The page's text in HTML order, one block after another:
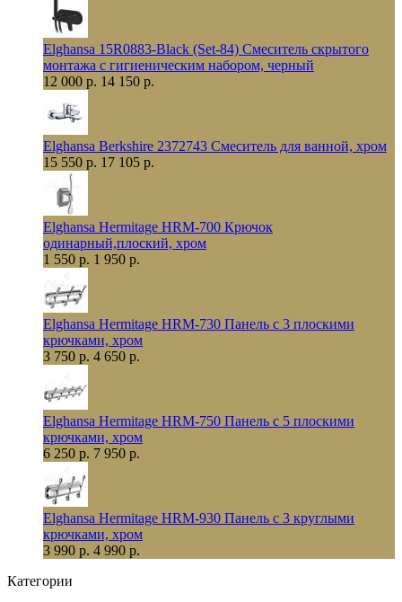
Elghansa 15R0883-Black (Set-84) Смеситель скрытого
монтажа с гигиеническим набором, черный
12 000 р. 14 150 р.
Elghansa Berkshire 2372743 Смеситель для ванной, хром
15 550 р. 17 105 р.
Elghansa Hermitage HRM-700 Крючок
одинарный,плоский, хром
1 550 р. 1 950 р.
Elghansa Hermitage HRM-730 Панель с 3 плоскими
крючками, хром
3 750 р. 4 650 р.
Elghansa Hermitage HRM-750 Панель с 5 плоскими
крючками, хром
6 250 р. 7 950 р.
Elghansa Hermitage HRM-930 Панель с 3 круглыми
крючками, хром
3 990 р. 4 990 р.
Категории